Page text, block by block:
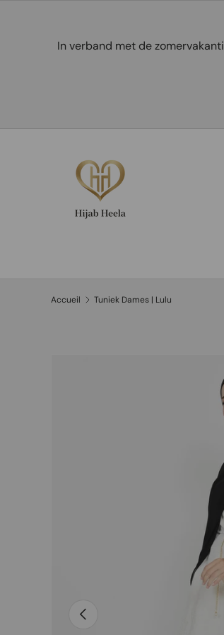
In verband met de
Accueil Tuniek Dames | Lulu
Passer aux informations
Précédent